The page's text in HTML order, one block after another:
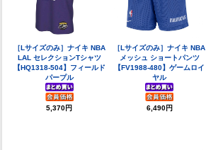
［Lサイズのみ］ナイキ NBA
LAL セレクションTシャツ
【HQ1318-504】フィールド
パープル
5,370円
［Lサイズのみ］ナイキ NBA
メッシュ ショートパンツ
【FV1988-480】ゲームロイ
ヤル
6,490円